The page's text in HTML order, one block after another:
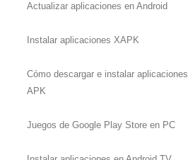
Actualizar aplicaciones en Android
Instalar aplicaciones XAPK
Cómo descargar e instalar aplicaciones
APK
Juegos de Google Play Store en PC